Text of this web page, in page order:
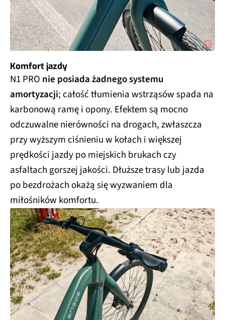
Komfort jazdy
N1 PRO nie posiada żadnego systemu
amortyzacji; całość tłumienia wstrząsów spada na
karbonową ramę i opony. Efektem są mocno
odczuwalne nierówności na drogach, zwłaszcza
przy wyższym ciśnieniu w kołach i większej
prędkości jazdy po miejskich brukach czy
asfaltach gorszej jakości. Dłuższe trasy lub jazda
po bezdrożach okażą się wyzwaniem dla
miłośników komfortu.